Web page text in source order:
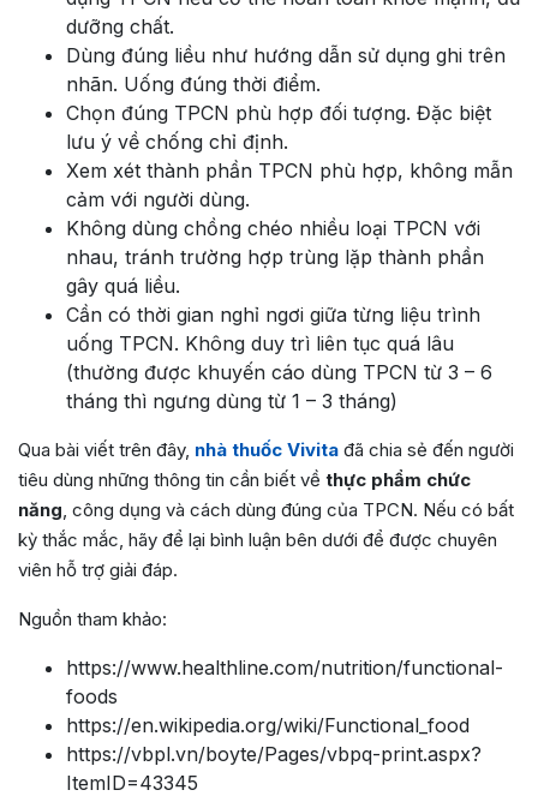
dưỡng chất.
Dùng đúng liều như hướng dẫn sử dụng ghi trên
nhãn. Uống đúng thời điểm.
Chọn đúng TPCN phù hợp đối tượng. Đặc biệt
lưu ý về chống chỉ định.
Xem xét thành phần TPCN phù hợp, không mẫn
cảm với người dùng.
Không dùng chồng chéo nhiều loại TPCN với
nhau, tránh trường hợp trùng lặp thành phần
gây quá liều.
Cần có thời gian nghỉ ngơi giữa từng liệu trình
uống TPCN. Không duy trì liên tục quá lâu
(thường được khuyến cáo dùng TPCN từ 3 – 6
tháng thì ngưng dùng từ 1 – 3 tháng)
Qua bài viết trên đây, nhà thuốc Vivita đã chia sẻ đến người
tiêu dùng những thông tin cần biết về thực phẩm chức
năng , công dụng và cách dùng đúng của TPCN. Nếu có bất
kỳ thắc mắc, hãy để lại bình luận bên dưới để được chuyên
viên hỗ trợ giải đáp.
Nguồn tham khảo:
https://www.healthline.com/nutrition/functional-
foods
https://en.wikipedia.org/wiki/Functional_food
https://vbpl.vn/boyte/Pages/vbpq-print.aspx?
ItemID=43345